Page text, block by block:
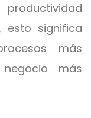
esto significa
más
más